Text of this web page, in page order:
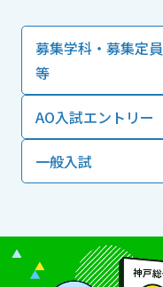
募集学科・募集定員
等
AO入試エントリー
一般入試